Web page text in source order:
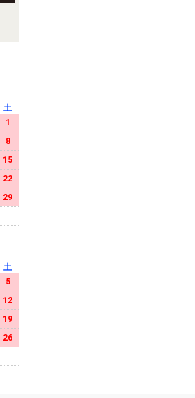
土
1
8
15
22
29
土
5
12
19
26